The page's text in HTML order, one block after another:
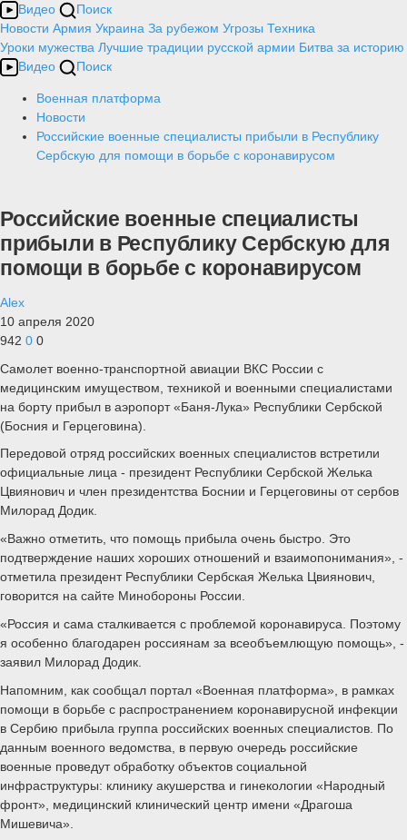
Видео
Поиск
Новости Армия Украина За рубежом Угрозы Техника
Уроки мужества Лучшие традиции русской армии Битва за историю
Видео
Поиск
Военная платформа
Новости
Российские военные специалисты прибыли в Республику
Сербскую для помощи в борьбе с коронавирусом
Российские военные специалисты
прибыли в Республику Сербскую для
помощи в борьбе с коронавирусом
Alex
10 апреля 2020
942 0 0
Самолет военно-транспортной авиации ВКС России с
медицинским имуществом, техникой и военными специалистами
на борту прибыл в аэропорт «Баня-Лука» Республики Сербской
(Босния и Герцеговина).
Передовой отряд российских военных специалистов встретили
официальные лица - президент Республики Сербской Желька
Цвиянович и член президентства Боснии и Герцеговины от сербов
Милорад Додик.
«Важно отметить, что помощь прибыла очень быстро. Это
подтверждение наших хороших отношений и взаимопонимания», -
отметила президент Республики Сербская Желька Цвиянович,
говорится на сайте Минобороны России.
«Россия и сама сталкивается с проблемой коронавируса. Поэтому
я особенно благодарен россиянам за всеобъемлющую помощь», -
заявил Милорад Додик.
Напомним, как сообщал портал «Военная платформа», в рамках
помощи в борьбе с распространением коронавирусной инфекции
в Сербию прибыла группа российских военных специалистов. По
данным военного ведомства, в первую очередь российские
военные проведут обработку объектов социальной
инфраструктуры: клинику акушерства и гинекологии «Народный
фронт», медицинский клинический центр имени «Драгоша
Мишевича».